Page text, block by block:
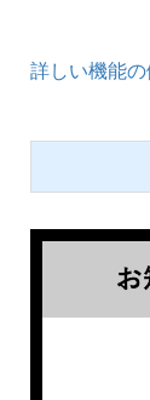
詳しい機能